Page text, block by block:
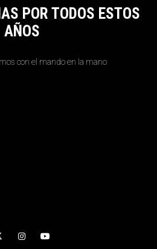
POR TODOS ESTOS
AÑOS
con el mando en la mano